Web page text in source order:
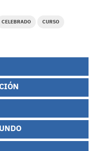
CELEBRADO CURSO